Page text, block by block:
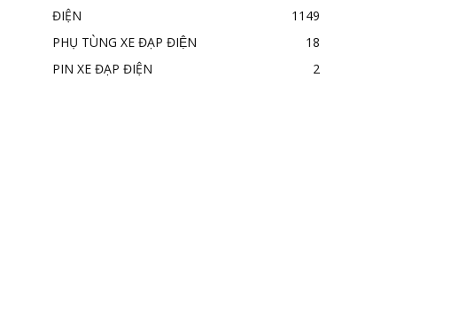
ĐIỆN
1149
PHỤ TÙNG XE ĐẠP ĐIỆN
18
PIN XE ĐẠP ĐIỆN
2